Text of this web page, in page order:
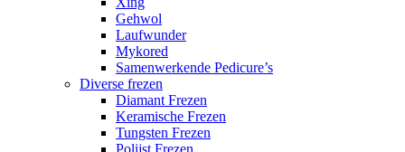
Gehwol
Laufwunder
Mykored
Samenwerkende Pedicure’s
Diverse frezen
Diamant Frezen
Keramische Frezen
Tungsten Frezen